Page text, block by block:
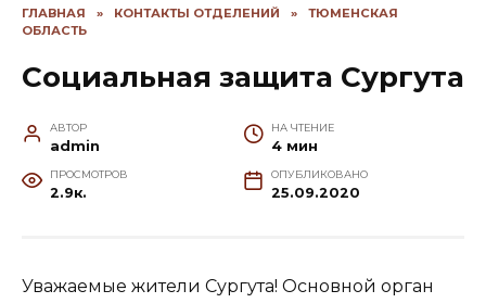
ГЛАВНАЯ » КОНТАКТЫ ОТДЕЛЕНИЙ »
ТЮМЕНСКАЯ
ОБЛАСТЬ
Социальная защита Сургута
АВТОР
admin
НА ЧТЕНИЕ
4 мин
ПРОСМОТРОВ
2.9к.
ОПУБЛИКОВАНО
25.09.2020
Уважаемые жители Сургута! Основной орган